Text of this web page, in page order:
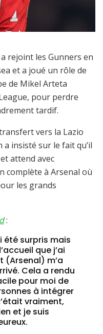
a rejoint les Gunners en
et a joué un rôle de
de Mikel Arteta
pour perdre
tardif.
vers la Lazio
insisté sur le fait qu’il
attend avec
complète à Arsenal où
les grands
:
été surpris mais
que j’ai
(Arsenal) m’a
Cela a rendu
pour moi de
à intégrer
vraiment,
et je suis